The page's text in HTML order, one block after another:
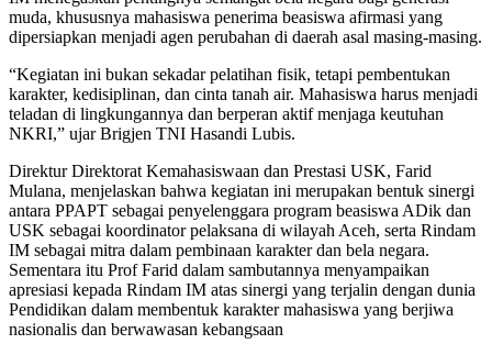
muda, khususnya mahasiswa penerima beasiswa afirmasi yang
dipersiapkan menjadi agen perubahan di daerah asal masing-masing.
“Kegiatan ini bukan sekadar pelatihan fisik, tetapi pembentukan
karakter, kedisiplinan, dan cinta tanah air. Mahasiswa harus menjadi
teladan di lingkungannya dan berperan aktif menjaga keutuhan
NKRI,” ujar Brigjen TNI Hasandi Lubis.
Direktur Direktorat Kemahasiswaan dan Prestasi USK, Farid
Mulana, menjelaskan bahwa kegiatan ini merupakan bentuk sinergi
antara PPAPT sebagai penyelenggara program beasiswa ADik dan
USK sebagai koordinator pelaksana di wilayah Aceh, serta Rindam
IM sebagai mitra dalam pembinaan karakter dan bela negara.
Sementara itu Prof Farid dalam sambutannya menyampaikan
apresiasi kepada Rindam IM atas sinergi yang terjalin dengan dunia
Pendidikan dalam membentuk karakter mahasiswa yang berjiwa
nasionalis dan berwawasan kebangsaan